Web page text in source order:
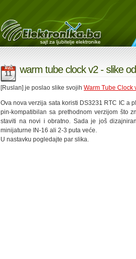
AVG
11 warm tube clock v2 - slike
[Ruslan] je poslao slike svojih Warm Tube Clock
Ova nova verzija sata koristi DS3231 RTC IC a
pin-kompatibilan sa prethodnom verzijom što
staviti na novi i obratno. Sada je još
minijaturne IN-16 ali 2-3 puta veće.
U nastavku pogledajte par slika.